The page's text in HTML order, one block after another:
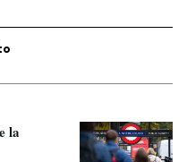
Media
la